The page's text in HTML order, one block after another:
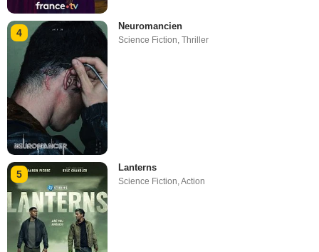
4
Neuromancien
Science Fiction,Thriller
5
Lanterns
Science Fiction,Action